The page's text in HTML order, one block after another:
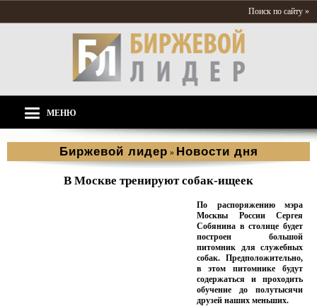
Поиск по сайту »
МЕНЮ
Биржевой лидер » Новости дня
В Москве тренируют собак-ищеек
По распоряжению мэра
Москвы России Сергея
Собянина в столице будет
построен большой
питомник для служебных
собак. Предположительно,
в этом питомнике будут
содержаться и проходить
обучение до полутысячи
друзей наших меньших.